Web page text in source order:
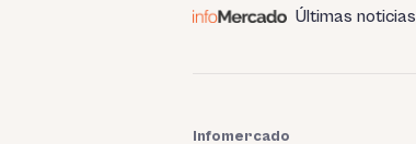
Últimas noticias
Infomercado